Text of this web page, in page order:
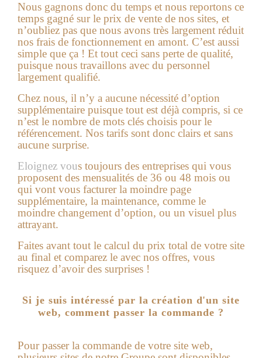
Nous gagnons donc du temps et nous reportons ce
temps gagné sur le prix de vente de nos sites, et
n’oubliez pas que nous avons très largement réduit
nos frais de fonctionnement en amont. C’est aussi
simple que ça ! Et tout ceci sans perte de qualité,
puisque nous travaillons avec du personnel
largement qualifié.
Chez nous, il n’y a aucune nécessité d’option
supplémentaire puisque tout est déjà compris, si ce
n’est le nombre de mots clés choisis pour le
référencement. Nos tarifs sont donc clairs et sans
aucune surprise.
Eloignez vous toujours des entreprises qui vous
proposent des mensualités de 36 ou 48 mois ou
qui vont vous facturer la moindre page
supplémentaire, la maintenance, comme le
moindre changement d’option, ou un visuel plus
attrayant.
Faites avant tout le calcul du prix total de votre site
au final et comparez le avec nos offres, vous
risquez d’avoir des surprises !
Si je suis intéressé par la création d'un site
web, comment passer la commande ?
Pour passer la commande de votre site web,